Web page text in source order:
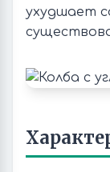
ухудшает